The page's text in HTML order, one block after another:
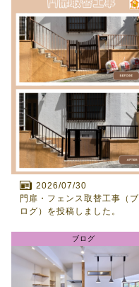
2026/07/30
門扉・フェンス取替工事（ブ
ログ）を投稿しました。
ブログ